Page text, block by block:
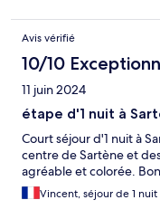
Avis vérifié
10/10
11 juin 2024
étape d'1 nuit à
Court séjour d'1 nuit à
centre de Sartène et
agréable et colorée.
Vincent, séjour de 1 nuit